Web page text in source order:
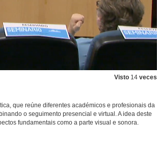
Visto 14 veces
que reúne diferentes académicos e profesionais da
o seguimento presencial e virtual. A idea deste
fundamentais como a parte visual e sonora.